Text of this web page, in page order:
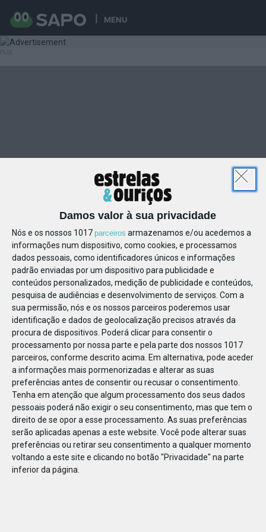
Damos valor à sua privacidade
Nós e os nossos 1017 parceiros armazenamos e/ou acedemos a
informações num dispositivo, como cookies, e processamos
dados pessoais, como identificadores únicos e informações
padrão enviadas por um dispositivo para publicidade e
conteúdos personalizados, medição de publicidade e conteúdos,
pesquisa de audiências e desenvolvimento de serviços. Com a
sua permissão, nós e os nossos parceiros poderemos usar
identificação e dados de geolocalização precisos através da
procura de dispositivos. Poderá clicar para consentir o
processamento por nossa parte e pela parte dos nossos 1017
parceiros, conforme descrito acima. Em alternativa, pode aceder
a informações mais pormenorizadas e alterar as suas
preferências antes de consentir ou recusar o consentimento.
Tenha em atenção que algum processamento dos seus dados
pessoais poderá não exigir o seu consentimento, mas que tem o
direito de se opor a esse processamento. As suas preferências
serão aplicadas apenas a este website. Você pode alterar suas
preferências ou retirar seu consentimento a qualquer momento
voltando a este site e clicando no botão "Privacidade" na parte
inferior da página.
MENU
1064962016310717